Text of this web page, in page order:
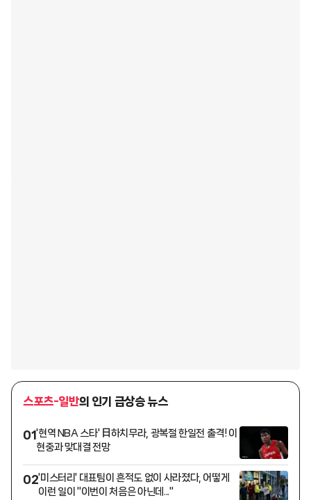
스포츠-일반의 인기 급상승 뉴스
01'현역 NBA 스타' 日하치무라, 광복절 한일전 출격! 이
현중과 맞대결 전망
02'미스터리' 대표팀이 흔적도 없이 사라졌다, 어떻게
이런 일이 "이번이 처음은 아닌데..."